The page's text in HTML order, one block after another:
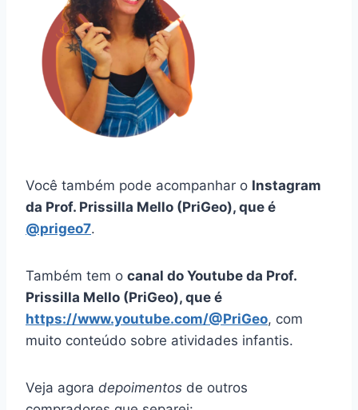
Você também pode acompanhar o Instagram
da Prof. Prissilla Mello (PriGeo), que é
@prigeo7.
Também tem o canal do Youtube da Prof.
Prissilla Mello (PriGeo), que é
https://www.youtube.com/@PriGeo, com
muito conteúdo sobre atividades infantis.
Veja agora depoimentos de outros